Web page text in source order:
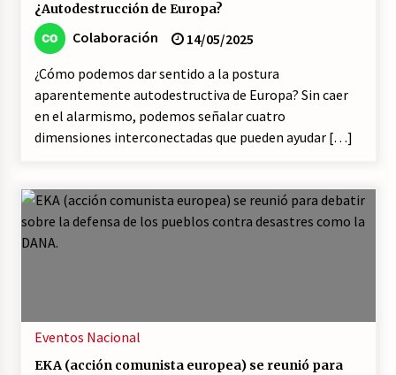
¿Autodestrucción de Europa?
Colaboración
14/05/2025
¿Cómo podemos dar sentido a la postura
aparentemente autodestructiva de Europa? Sin caer
en el alarmismo, podemos señalar cuatro
dimensiones interconectadas que pueden ayudar […]
Eventos Nacional
EKA (acción comunista europea) se reunió para